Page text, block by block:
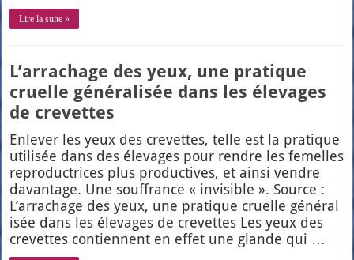
Lire la suite »
L’arrachage des yeux, une pratique
cruelle généralisée dans les élevages
de crevettes
Enle­ver les yeux des cre­vettes, telle est la pra­tique
uti­li­sée dans des éle­vages pour rendre les femelles
repro­duc­trices plus pro­duc­tives, et ain­si vendre
davan­tage. Une souf­france « invi­sible ». Source :
L’arrachage des yeux, une pra­tique cruelle géné­ra­l
i­sée dans les éle­vages de cre­vettes Les yeux des
cre­vettes contiennent en effet une glande qui …